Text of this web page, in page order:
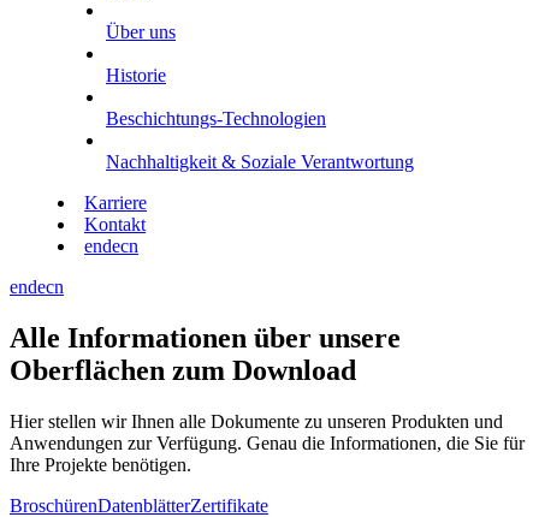
Über uns
Historie
Beschichtungs-Technologien
Nachhaltigkeit & Soziale Verantwortung
Karriere
Kontakt
endecn
endecn
Alle Informationen über unsere
Oberflächen zum Download
Hier stellen wir Ihnen alle Dokumente zu unseren Produkten und
Anwendungen zur Verfügung. Genau die Informationen, die Sie für
Ihre Projekte benötigen.
BroschürenDatenblätterZertifikate